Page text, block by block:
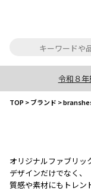
令和８
TOP>ブランド >
オリジナルファブリッ
デザインだけでなく、
質感や素材にもトレン